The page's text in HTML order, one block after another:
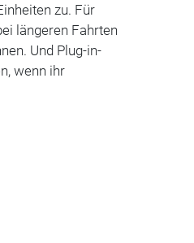
zu. Für
längeren Fahrten
Und Plug-in-
wenn ihr